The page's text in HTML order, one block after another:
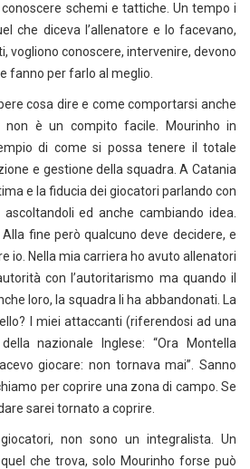
schemi e tattiche. Un tempo i
che diceva l’allenatore e lo facevano,
vogliono conoscere, intervenire, devono
fanno per farlo al meglio.
cosa dire e come comportarsi anche
non è un compito facile. Mourinho in
di come si possa tenere il totale
e gestione della squadra. A Catania
e la fiducia dei giocatori parlando con
ed anche cambiando idea.
fine però qualcuno deve decidere, e
io. Nella mia carriera ho avuto allenatori
con l’autoritarismo ma quando il
loro, la squadra li ha abbandonati. La
I miei attaccanti (riferendosi ad una
nazionale Inglese: “Ora Montella
giocare: non tornava mai”. Sanno
per coprire una zona di campo. Se
sarei tornato a coprire.
non sono un integralista. Un
che trova, solo Mourinho forse può